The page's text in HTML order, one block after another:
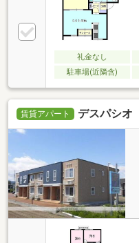
礼金なし
駐車場(近隣含)
賃貸アパート デスパシオ